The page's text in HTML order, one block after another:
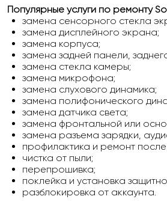
Популярные услуги по ремонту
замена сенсорного стекла
замена дисплейного экрана;
замена корпуса;
замена задней панели,
замена стекла камеры;
замена микрофона;
замена слухового динамика;
замена полифонического
замена датчика света;
замена фронтальной или
замена разъема зарядки,
профилактика и ремонт
чистка от пыли;
перепрошивка;
поклейка и установка
разблокировка от аккаунта.